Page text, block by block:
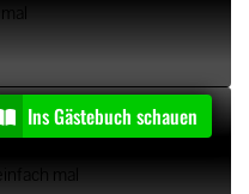
kommentiert
Ins Gästebuch schauen
mal